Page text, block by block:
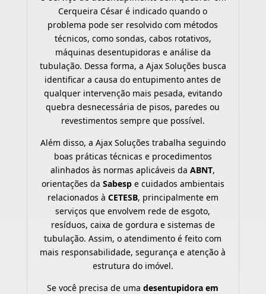
Cerqueira César é indicado quando o
problema pode ser resolvido com métodos
técnicos, como sondas, cabos rotativos,
máquinas desentupidoras e análise da
tubulação. Dessa forma, a Ajax Soluções busca
identificar a causa do entupimento antes de
qualquer intervenção mais pesada, evitando
quebra desnecessária de pisos, paredes ou
revestimentos sempre que possível.
Além disso, a Ajax Soluções trabalha seguindo
boas práticas técnicas e procedimentos
alinhados às normas aplicáveis daABNT,
orientações da Sabespe cuidados ambientais
relacionados à CETESB, principalmente em
serviços que envolvem rede de esgoto,
resíduos, caixa de gordura e sistemas de
tubulação. Assim, o atendimento é feito com
mais responsabilidade, segurança e atenção à
estrutura do imóvel.
Se você precisa de umadesentupidora em